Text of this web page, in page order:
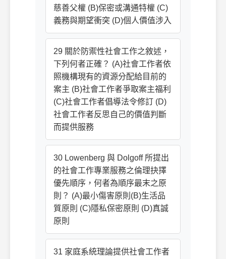
慈善父權 (B)保密或溝通特權 (C)
義務與期望衝突 (D)個人價值涉入
29 關於防禦性社會工作之敘述，
下列何者正確？ (A)社會工作者依
照機構現有的資源分配給目前的
案主 (B)社會工作者爭取案主福利
(C)社會工作者倡導法令修訂 (D)
社會工作者反思自己的價值判斷
而提供服務
30 Lowenberg 與 Dolgoff 所提出
的社會工作專業服務之倫理抉擇
優先順序，何者為順序最末之原
則？ (A)最小傷害原則(B)生活品
質原則 (C)隱私保密原則 (D)真誠
原則
31 家庭系統理論提供社會工作者